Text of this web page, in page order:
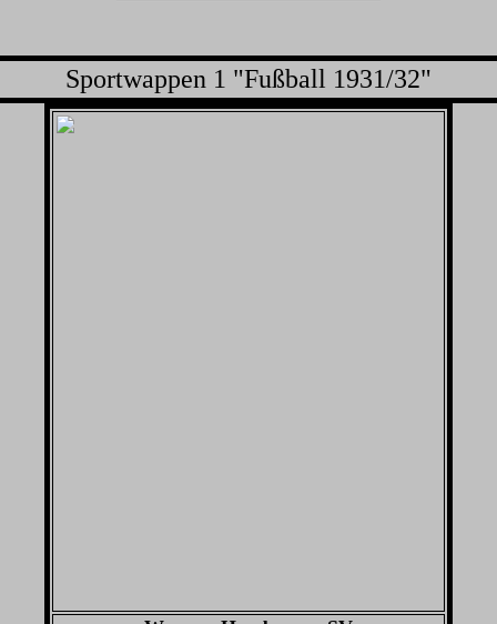
Sportwappen 1 "Fußball 1931/32"